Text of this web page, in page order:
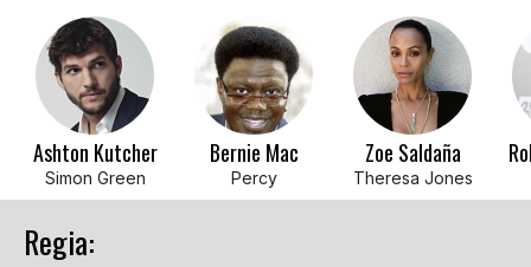
Ashton Kutcher
Simon Green
Bernie Mac
Percy
Zoe Saldaña
Theresa Jones
Regia: